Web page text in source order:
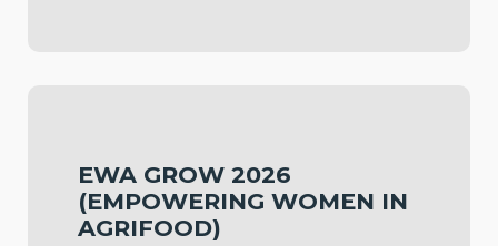
EWA GROW 2026
(EMPOWERING WOMEN IN
AGRIFOOD)